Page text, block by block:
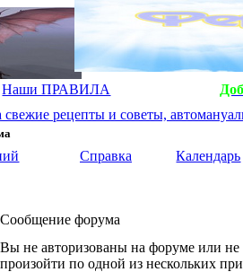
Наши ПРАВИЛА
рецепты и советы,
Справка Календарь
Сообщение форума
Вы не авторизованы на форуме или не
произойти по одной из нескольких